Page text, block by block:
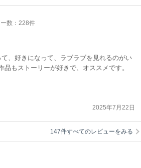
数：228件
、好きになって、ラブラブを見れるのがい
品もストーリーが好きで、オススメです。
2025年7月22日
147件すべてのレビューをみる